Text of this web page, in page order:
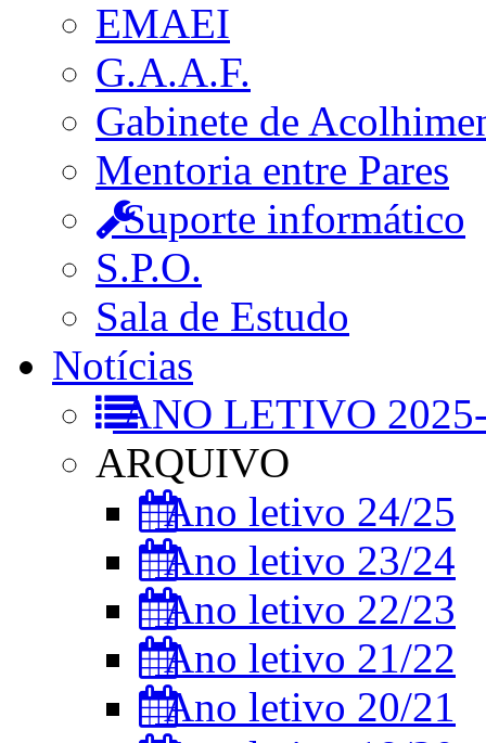
EMAEI
G.A.A.F.
Gabinete de
Mentoria entre Pares
Suporte informático
S.P.O.
Sala de Estudo
Notícias
ANO LETIVO
ARQUIVO
Ano letivo 24/25
Ano letivo 23/24
Ano letivo 22/23
Ano letivo 21/22
Ano letivo 20/21